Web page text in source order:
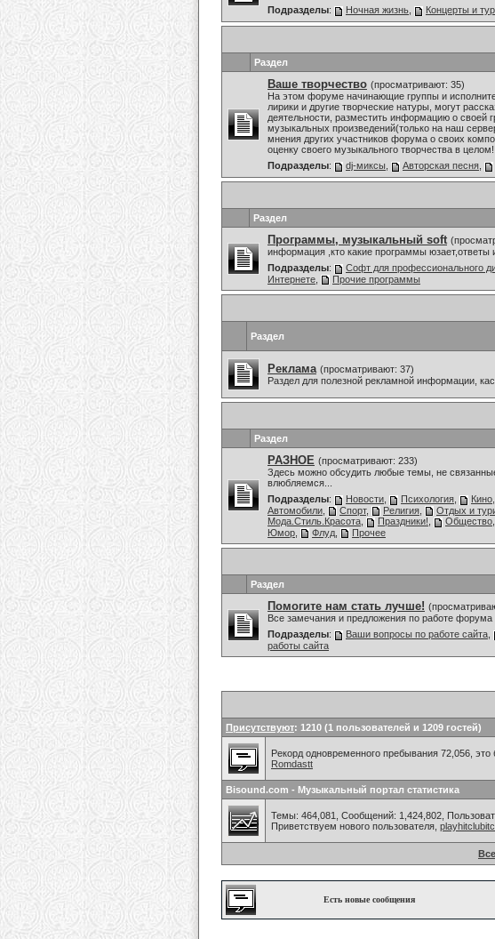
Подразделы: Ночная жизнь Концерты и
Раздел
Ваше творчество (просматривают: 35)
На этом форуме начинающие группы и
лирики и другие творческие натуры, могут
деятельности, разместить информацию о своей
музыкальных произведений(только на наш
мнения других участников форума о своих
оценку своего музыкального творчества в
Подразделы: dj-миксы Авторская песня
Раздел
Программы, музыкальный soft
информация ,кто какие программы
Подразделы: Софт для профессионального
Интернете
Прочие программы
Раздел
Реклама (просматривают: 37)
Раздел для полезной рекламной информации,
Раздел
РАЗНОЕ (просматривают: 233)
Здесь можно обсудить любые темы, не
влюбляемся...
Подразделы: Новости Психология
Автомобили
Спорт, Религия Отдых и
Мода.Стиль.Красота
Праздники! Общество
Юмор
Флуд Прочее
Раздел
Помогите нам стать лучше!
Все замечания и предложения по работе форума
Подразделы: Ваши вопросы по работе сайта
работы сайта
Присутствуют: 1210 (1 пользователей и 1209 гостей)
Рекорд одновременного пребывания 72,056, это
Romdastt
Bisound.com - Музыкальный портал статистика
Темы: 464,081, Сообщений: 1,424,802,
Приветствуем нового пользователя,
Есть новые сообщения